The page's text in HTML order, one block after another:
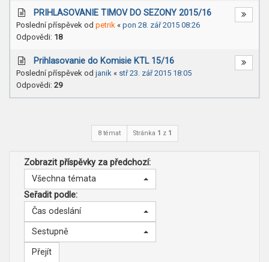
PRIHLASOVANIE TIMOV DO SEZONY 2015/16
Poslední příspěvek od petrik « pon 28. zář 2015 08:26
Odpovědi: 18
Prihlasovanie do Komisie KTL 15/16
Poslední příspěvek od janik « stř 23. zář 2015 18:05
Odpovědi: 29
8 témat Stránka 1 z 1
Zobrazit příspěvky za předchozí:
Všechna témata
Seřadit podle:
Čas odeslání
Sestupně